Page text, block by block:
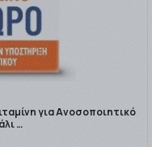
για Ανοσοποιητικό
…